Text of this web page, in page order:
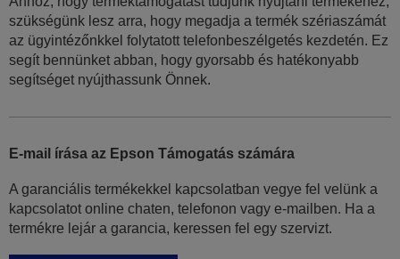
szükségünk lesz arra, hogy megadja a termék szériaszámát
az ügyintézőnkkel folytatott telefonbeszélgetés kezdetén. Ez
segít bennünket abban, hogy gyorsabb és hatékonyabb
segítséget nyújthassunk Önnek.
E-mail írása az Epson Támogatás számára
A garanciális termékekkel kapcsolatban vegye fel velünk a
kapcsolatot online chaten, telefonon vagy e-mailben. Ha a
termékre lejár a garancia, keressen fel egy szervizt.